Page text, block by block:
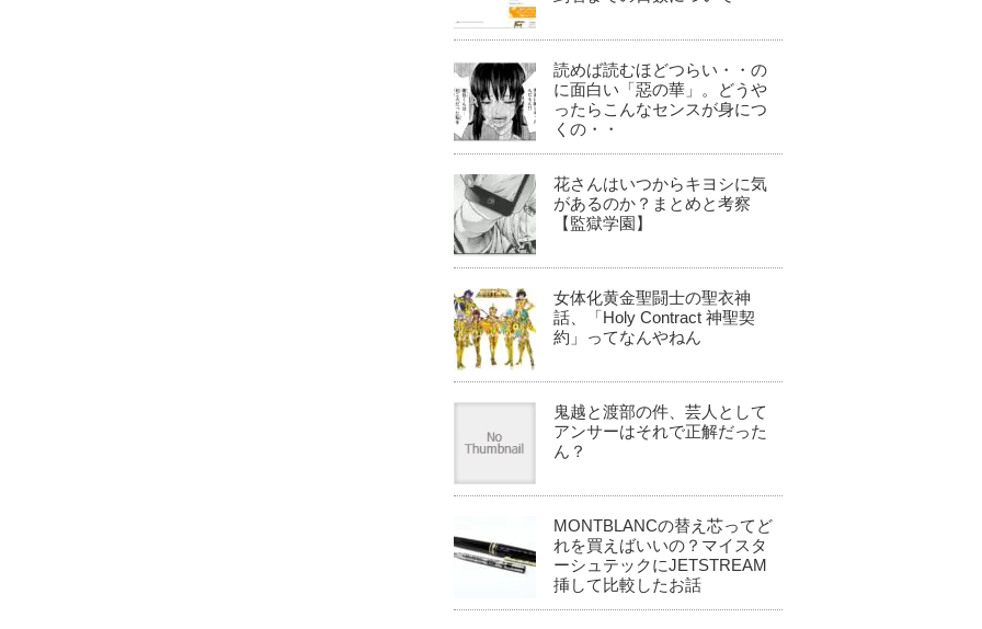
読めば読むほどつらい・・の
に面白い「惡の華」。どうや
ったらこんなセンスが身につ
くの・・
花さんはいつからキヨシに気
があるのか？まとめと考察
【監獄学園】
女体化黄金聖闘士の聖衣神
話、「Holy Contract 神聖契
約」ってなんやねん
鬼越と渡部の件、芸人として
アンサーはそれで正解だった
ん？
MONTBLANCの替え芯ってど
れを買えばいいの？マイスタ
ーシュテックにJETSTREAM
挿して比較したお話